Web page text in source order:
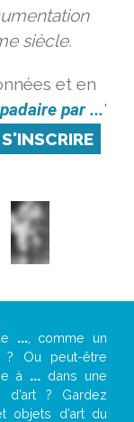
siècle.
et en
par ...'
S'INSCRIRE
..., comme un
? Ou peut-être
à ... dans une
? Gardez
objets d’art du